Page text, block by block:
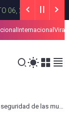
Entrega
en Tamaulipas
Internacional Viral
con sendero seguro mundialista